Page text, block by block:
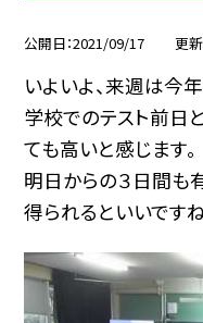
公開日 2021/09/17 更
いよいよ、来週は今
学校でのテスト前日
ても高いと感じます。
明日からの３日間も
得られるといいですね